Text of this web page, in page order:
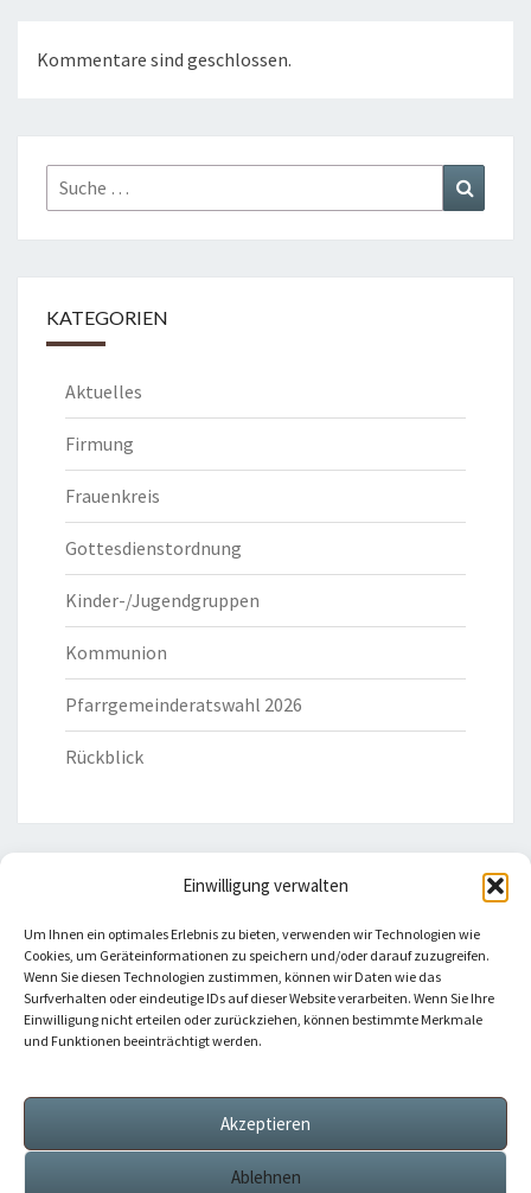
Einwilligung verwalten
Um Ihnen ein optimales Erlebnis zu bieten, verwenden wir Technologien wie
Cookies, um Geräteinformationen zu speichern und/oder darauf zuzugreifen.
Wenn Sie diesen Technologien zustimmen, können wir Daten wie das
Surfverhalten oder eindeutige IDs auf dieser Website verarbeiten. Wenn Sie Ihre
Einwilligung nicht erteilen oder zurückziehen, können bestimmte Merkmale
und Funktionen beeinträchtigt werden.
Akzeptieren
Ablehnen
Kommentare sind geschlossen.
Suche
nach:
KATEGORIEN
Aktuelles
Firmung
Frauenkreis
Gottesdienstordnung
Kinder-/Jugendgruppen
Kommunion
Pfarrgemeinderatswahl 2026
Rückblick
Bistum Eichstätt
Caritas Verband